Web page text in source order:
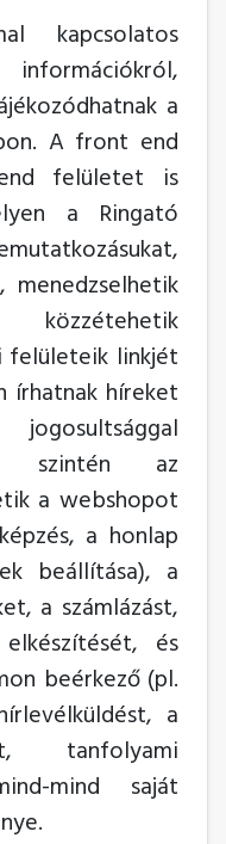
kapcsolatos
a
A front end
felületet is
a Ringató
felületeik linkjét
írhatnak híreket
szintén az
a webshopot
a honlap
beállítása), a
a számlázást,
és
beérkező (pl.
a
tanfolyami
mind saját